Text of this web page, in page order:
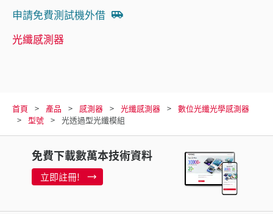
申請免費測試機外借
光纖感測器
首頁 產品 感測器 光纖感測器
數位光纖光學感測器
型號
光透過型光纖模組
免費下載數萬本技術資料
立即註冊!